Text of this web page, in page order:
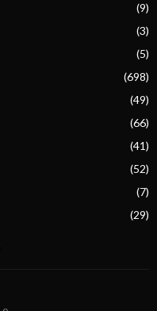
(9)
(3)
(5)
(698)
(49)
(66)
(41)
(52)
(7)
(29)